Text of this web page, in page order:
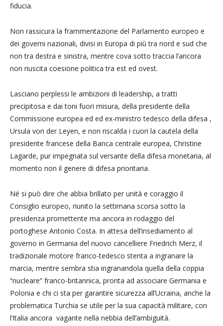
fiducia.
Non rassicura la frammentazione del Parlamento europeo e
dei governi nazionali, divisi in Europa di più tra nord e sud che
non tra destra e sinistra, mentre cova sotto traccia l’ancora
non riuscita coesione politica tra est ed ovest.
Lasciano perplessi le ambizioni di leadership, a tratti
precipitosa e dai toni fuori misura, della presidente della
Commissione europea ed ed ex-ministro tedesco della difesa ,
Ursula von der Leyen, e non riscalda i cuori la cautela della
presidente francese della Banca centrale europea, Christine
Lagarde, pur impegnata sul versante della difesa monetaria, al
momento non il genere di difesa prioritaria.
Né si può dire che abbia brillato per unità e coraggio il
Consiglio europeo, riunito la settimana scorsa sotto la
presidenza promettente ma ancora in rodaggio del
portoghese Antonio Costa. In attesa dell’insediamento al
governo in Germania del nuovo cancelliere Friedrich Merz, il
tradizionale motore franco-tedesco stenta a ingranare la
marcia, mentre sembra stia ingranandola quella della coppia
“nucleare” franco-britannica, pronta ad associare Germania e
Polonia e chi ci sta per garantire sicurezza all’Ucraina, anche la
problematica Turchia se utile per la sua capacità militare, con
l’Italia ancora vagante nella nebbia dell’ambiguità.